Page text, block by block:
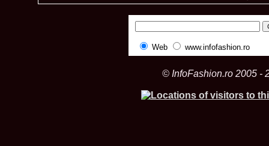
Web www.infofashion.ro
© InfoFashion.ro 2005 -